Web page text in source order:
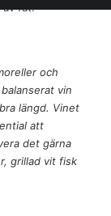
av fat.
och
vin
längd. Vinet
att
det gärna
grillad vit fisk